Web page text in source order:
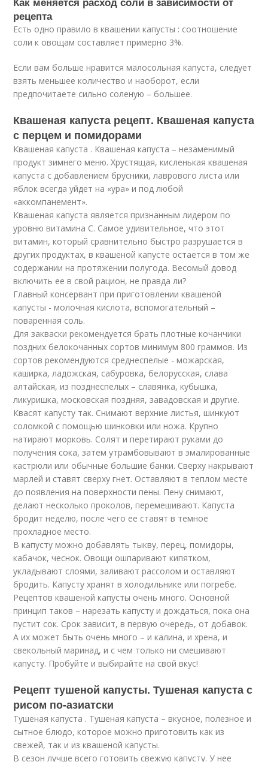
рецепта
Есть одно правило в квашении капусты : соотношение
соли к овощам составляет примерно 3%.
Если вам больше нравится малосольная капуста, следует
взять меньшее количество и наоборот, если
предпочитаете сильно соленую – большее.
Квашеная капуста рецепт. Квашеная капуста
с перцем и помидорами
Квашеная капуста . Квашеная капуста – незаменимый
продукт зимнего меню. Хрустящая, кисленькая квашеная
капуста с добавлением брусники, лаврового листа или
яблок всегда уйдет на «ура» и под любой
«аккомпанемент».
Квашеная капуста является признанным лидером по
уровню витамина С. Самое удивительное, что этот
витамин, который сравнительно быстро разрушается в
других продуктах, в квашеной капусте остается в том же
содержании на протяжении полугода. Весомый довод
включить ее в свой рацион, не правда ли?
Главный консервант при приготовлении квашеной
капусты - молочная кислота, вспомогательный –
поваренная соль.
Для закваски рекомендуется брать плотные кочанчики
поздних белокочанных сортов минимум 800 граммов. Из
сортов рекомендуются среднеспелые - можарская,
каширка, ладожская, сабуровка, белорусская, слава
алтайская, из позднеспелых – славянка, кубышка,
ликуришка, московская поздняя, завадовская и другие.
Квасят капусту так. Снимают верхние листья, шинкуют
соломкой с помощью шинковки или ножа. Крупно
натирают морковь. Солят и перетирают руками до
получения сока, затем утрамбовывают в эмалированные
кастрюли или обычные большие банки. Сверху накрывают
марлей и ставят сверху гнет. Оставляют в теплом месте
до появления на поверхности пены. Пену снимают,
делают несколько проколов, перемешивают. Капуста
бродит неделю, после чего ее ставят в темное
прохладное место.
В капусту можно добавлять тыкву, перец, помидоры,
кабачок, чеснок. Овощи ошпаривают кипятком,
укладывают слоями, заливают рассолом и оставляют
бродить. Капусту хранят в холодильнике или погребе.
Рецептов квашеной капусты очень много. Основной
принцип таков – нарезать капусту и дождаться, пока она
пустит сок. Срок зависит, в первую очередь, от добавок.
А их может быть очень много – и калина, и хрена, и
свекольный маринад, и с чем только ни смешивают
капусту. Пробуйте и выбирайте на свой вкус!
Рецепт тушеной капусты. Тушеная капуста с
рисом по-азиатски
Тушеная капуста . Тушеная капуста – вкусное, полезное и
сытное блюдо, которое можно приготовить как из
свежей, так и из квашеной капусты.
В сезон лучше всего готовить свежую капусту. У нее